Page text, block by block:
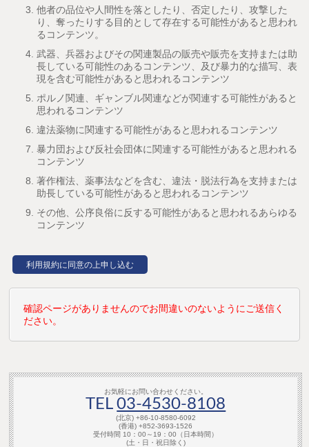
他者の品位や人間性を落としたり、否定したり、攻撃した
り、奪ったりする目的として存在する可能性があると思われ
るコンテンツ。
武器、兵器およびその関連製品の販売や販売を支持または助
長している可能性のあるコンテンツ、及び暴力的な描写、表
現を含む可能性があると思われるコンテンツ
ポルノ関連、ギャンブル関連などが関連する可能性があると
思われるコンテンツ
違法薬物に関連する可能性があると思われるコンテンツ
暴力団および反社会団体に関連する可能性があると思われる
コンテンツ
著作権法、薬事法などを含む、違法・脱法行為を支持または
助長している可能性があると思われるコンテンツ
その他、公序良俗に反する可能性があると思われるあらゆる
コンテンツ
確認ページがありませんのでお間違いのないようにご送信く
ださい。
お気軽にお問い合わせください。
TEL03-4530-8108
(北京) +86-10-8580-6092
(香港) +852-3693-1526
受付時間 10：00～19：00（日本時間）
(土・日・祝日除く)